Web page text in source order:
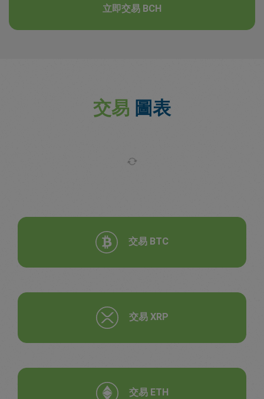
立即交易 BCH
交易 圖表
交易 BTC
交易 XRP
交易 ETH